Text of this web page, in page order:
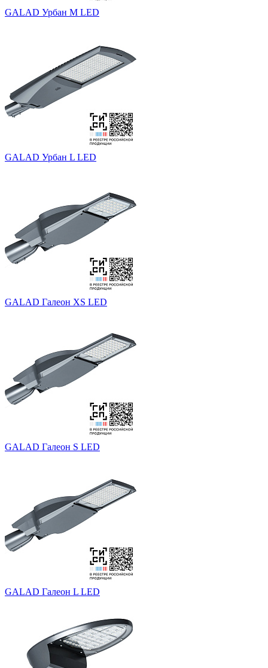
GALAD Урбан M LED
GALAD Урбан L LED
GALAD Галеон XS LED
GALAD Галеон S LED
GALAD Галеон L LED